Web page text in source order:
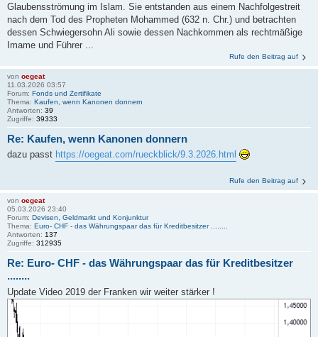
Glaubensströmung im Islam. Sie entstanden aus einem Nachfolgestreit
nach dem Tod des Propheten Mohammed (632 n. Chr.) und betrachten
dessen Schwiegersohn Ali sowie dessen Nachkommen als rechtmäßige
Imame und Führer ...
Rufe den Beitrag auf
von oegeat
11.03.2026 03:57
Forum: Fonds und Zertifikate
Thema: Kaufen, wenn Kanonen donnern
Antworten: 39
Zugriffe: 39333
Re: Kaufen, wenn Kanonen donnern
dazu passt https://oegeat.com/rueckblick/9.3.2026.html
Rufe den Beitrag auf
von oegeat
05.03.2026 23:40
Forum: Devisen, Geldmarkt und Konjunktur
Thema: Euro- CHF - das Währungspaar das für Kreditbesitzer ........
Antworten: 137
Zugriffe: 312935
Re: Euro- CHF - das Währungspaar das für Kreditbesitzer
........
Update Video 2019 der Franken wir weiter stärker !